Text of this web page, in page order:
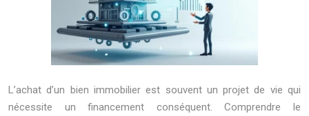
L’achat d’un bien immobilier est souvent un projet de vie qui
nécessite un financement conséquent. Comprendre le